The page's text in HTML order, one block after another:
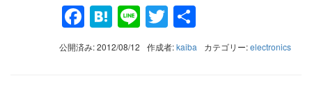
Facebook
Hatena
LineTwitter
有
公開済み: 2012/08/12 作成者:kaiba カテゴリー:electronics